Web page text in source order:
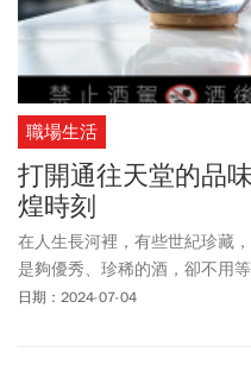
職場生活
打開通往天堂的品
煌時刻
在人生長河裡，有些世紀珍藏
是夠優秀、珍稀的酒，卻不用
煌時刻，全球干邑領導品牌軒
日期：2024-07-04